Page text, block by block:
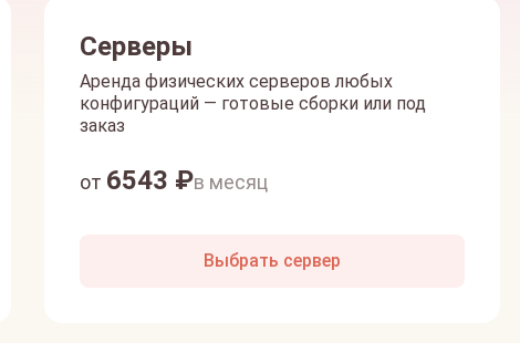
Серверы
Аренда физических серверов любых
конфигураций — готовые сборки или под
заказ
от 6543 ₽в месяц
Выбрать сервер